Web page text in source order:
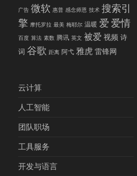
广告 微软 惠普 感念师恩 技术 搜索引
擎 摩托罗拉 最美 梅耶尔 温暖 爱爱情
百度 算法 素数 腾讯 英文 被爱 视频 诗
词 谷歌 距离 阿弋 雅虎 雷锋网
云计算
人工智能
团队职场
工具服务
开发与语言